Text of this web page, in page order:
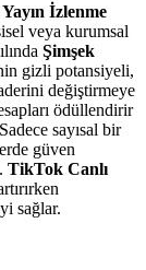
İzlenme
veya kurumsal
Şimşek
gizli potansiyeli,
değiştirmeye
ödüllendirir
sayısal bir
güven
TikTok Canlı
sağlar.